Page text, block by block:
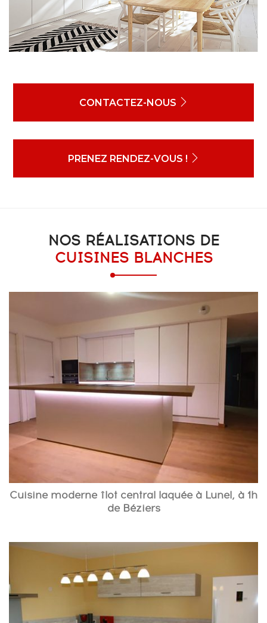
CONTACTEZ-NOUS
PRENEZ RENDEZ-VOUS !
NOS RÉALISATIONS DE
CUISINES BLANCHES
Cuisine moderne îlot central laquée à Lunel, à 1h
de Béziers